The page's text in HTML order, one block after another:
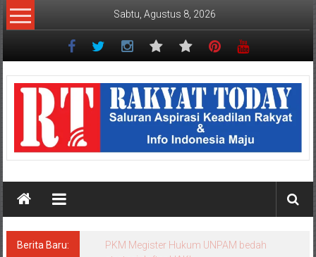
Lompat
ke
Sabtu, Agustus 8, 2026
Rakyat
Today
Saluran
aspirasi
rakyat
dan
maju
Berita Baru:
PKM Megister Hukum UNPAM bedah